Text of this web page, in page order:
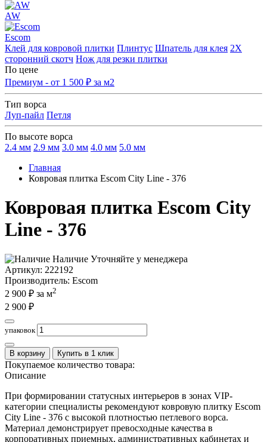
AW
Escom
Клей для ковровой плитки Плинтус Шпатель для клея 2Х
сторонний скотч Нож для резки плитки
По цене
Премиум - от 1 500 ₽ за м2
Тип ворса
Луп-пайл Петля
По высоте ворса
2.4 мм 2.9 мм 3.0 мм 4.0 мм 5.0 мм
Главная
Ковровая плитка Escom City Line - 376
Ковровая плитка Escom City
Line - 376
Наличие Уточняйте у менеджера
Артикул: 222192
Производитель: Escom
2 900 ₽ за м2
2 900 ₽
упаковок
В корзину Купить в 1 клик
Покупаемое количество товара:
Описание
При формировании статусных интерьеров в зонах VIP-
категории специалисты рекомендуют ковровую плитку Escom
City Line - 376 с высокой плотностью петлевого ворса.
Материал демонстрирует превосходные качества в
корпоративных приемных, административных кабинетах и